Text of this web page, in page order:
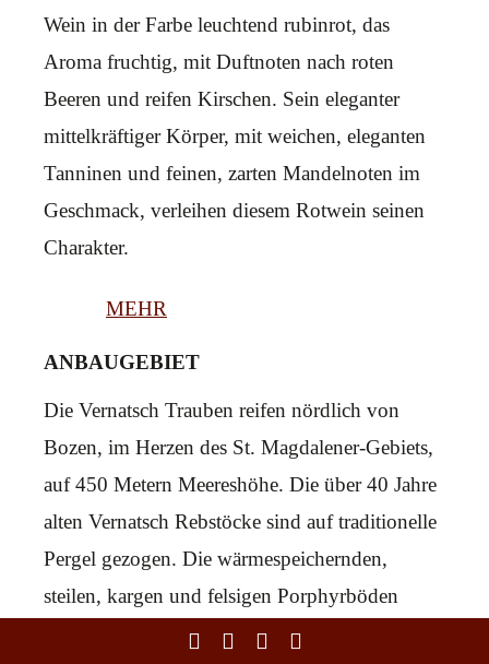
Wein in der Farbe leuchtend rubinrot, das
Aroma fruchtig, mit Duftnoten nach roten
Beeren und reifen Kirschen. Sein eleganter
mittelkräftiger Körper, mit weichen, eleganten
Tanninen und feinen, zarten Mandelnoten im
Geschmack, verleihen diesem Rotwein seinen
Charakter.
MEHR
ANBAUGEBIET
Die Vernatsch Trauben reifen nördlich von
Bozen, im Herzen des St. Magdalener-Gebiets,
auf 450 Metern Meereshöhe. Die über 40 Jahre
alten Vernatsch Rebstöcke sind auf traditionelle
Pergel gezogen. Die wärmespeichernden,
steilen, kargen und felsigen Porphyrböden
bilden die Grundlage für das Heranreifen der